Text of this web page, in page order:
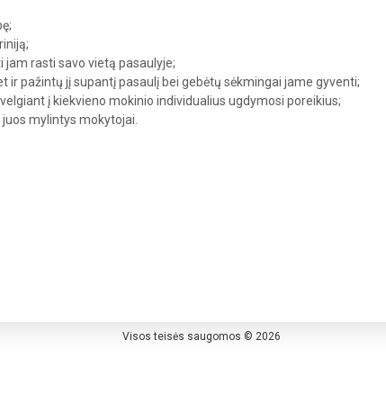
rasti savo vietą pasaulyje;
ir pažintų jį supantį pasaulį bei gebėtų sėkmingai jame gyventi;
į kiekvieno mokinio individualius ugdymosi poreikius;
mylintys mokytojai.
Visos teisės saugomos © 2026